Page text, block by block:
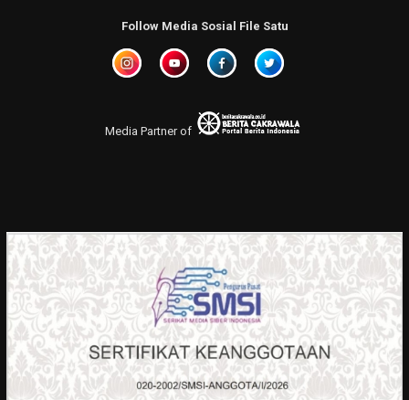
Follow Media Sosial File Satu
Media Partner of